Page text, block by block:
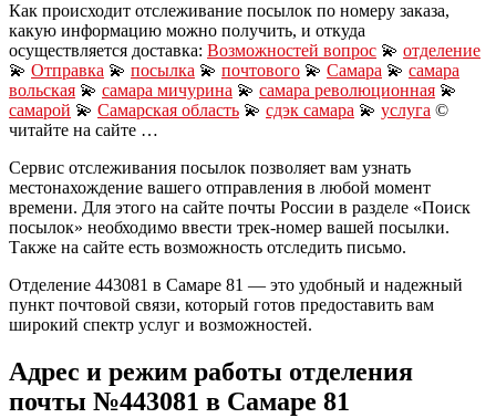
Как происходит отслеживание посылок по номеру заказа,
какую информацию можно получить, и откуда
осуществляется доставка: Возможностей вопрос 💫 отделение
💫 Отправка 💫 посылка 💫 почтового 💫 Самара 💫 самара
вольская 💫 самара мичурина 💫 самара революционная 💫
самарой 💫 Самарская область 💫 сдэк самара 💫 услуга ©
читайте на сайте …
Сервис отслеживания посылок позволяет вам узнать
местонахождение вашего отправления в любой момент
времени. Для этого на сайте почты России в разделе «Поиск
посылок» необходимо ввести трек-номер вашей посылки.
Также на сайте есть возможность отследить письмо.
Отделение 443081 в Самаре 81 — это удобный и надежный
пункт почтовой связи, который готов предоставить вам
широкий спектр услуг и возможностей.
Адрес и режим работы отделения
почты №443081 в Самаре 81